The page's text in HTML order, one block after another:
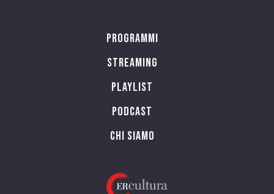
Programmi
Streaming
Playlist
PODCAST
Chi siamo